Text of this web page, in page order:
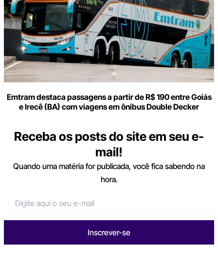
Emtram destaca passagens a partir de R$ 190 entre Goiás
e Irecê (BA) com viagens em ônibus Double Decker
Receba os posts do site em seu e-
mail!
Quando uma matéria for publicada, você fica sabendo na
hora.
Inscrever-se